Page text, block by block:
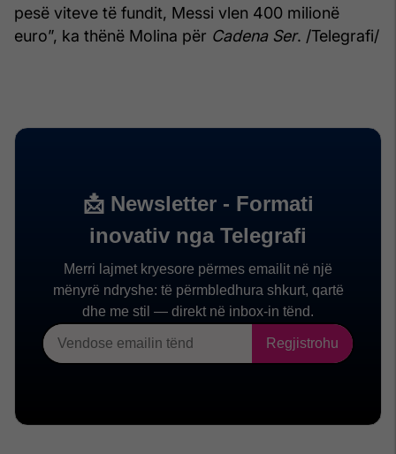
pesë viteve të fundit, Messi vlen 400 milionë
euro”, ka thënë Molina për Cadena Ser. /Telegrafi/